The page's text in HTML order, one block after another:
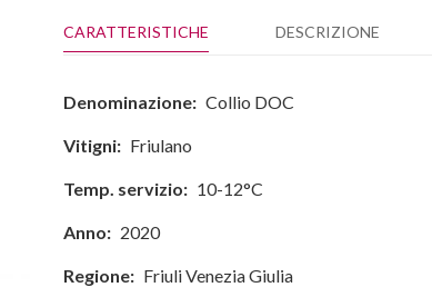
CARATTERISTICHE DESCRIZIONE
Denominazione: Collio DOC
Vitigni: Friulano
Temp. servizio: 10-12°C
Anno: 2020
Regione: Friuli Venezia Giulia